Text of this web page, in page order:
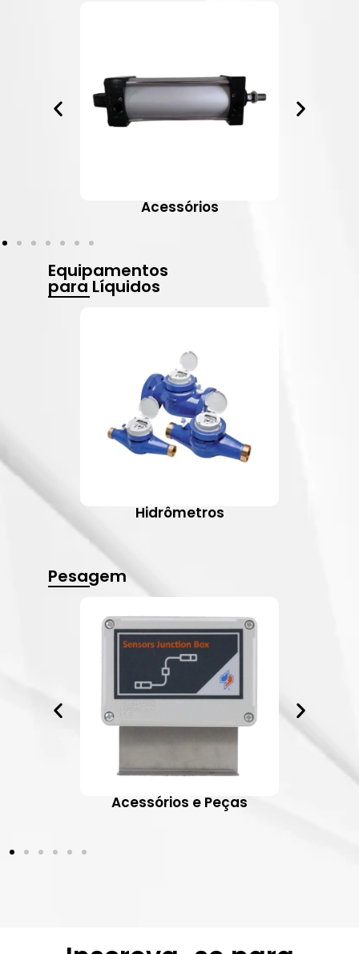
Acessórios
Equipamentos
para Líquidos
Hidrômetros
Pesagem
Acessórios e Peças